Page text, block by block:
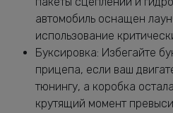
автомобиль оснащен
использование
Буксировка: Избегайте
прицепа, если ваш
тюнингу, а коробка
крутящий момент